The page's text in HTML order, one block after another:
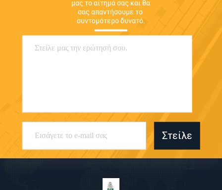
μας το αίτημά σας και θα
σας απαντήσουμε το
συντομότερο δυνατό.
Στείλε